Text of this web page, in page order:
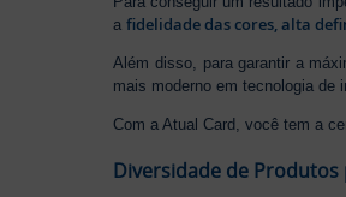
afidelidade das cores, alta
Além disso, para garantir a
mais moderno em tecnologia de
Com a Atual Card, você tem a
Diversidade de Produtos